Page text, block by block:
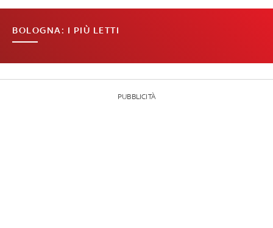
BOLOGNA: I PIÙ LETTI
PUBBLICITÀ